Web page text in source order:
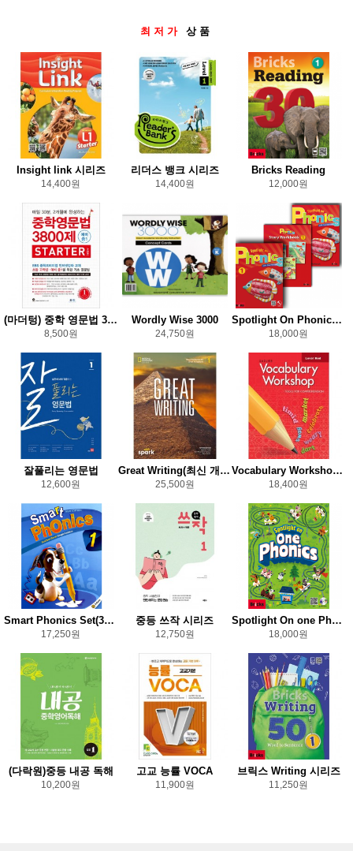
최저가 상품
Insight link 시리즈
14,400원
리더스 뱅크 시리즈
14,400원
Bricks Reading
12,000원
(마더텅) 중학 영문법 3800제
8,500원
Wordly Wise 3000
24,750원
Spotlight On Phonics Set (S/B+W/B+Story W/B)
18,000원
잘풀리는 영문법
12,600원
Great Writing(최신 개정판)
25,500원
Vocabulary Workshop 개정판
18,400원
Smart Phonics Set(3rd Edition)
17,250원
중등 쓰작 시리즈
12,750원
Spotlight On one Phonics
18,000원
(다락원)중등 내공 독해
10,200원
고교 능률 VOCA
11,900원
브릭스 Writing 시리즈
11,250원